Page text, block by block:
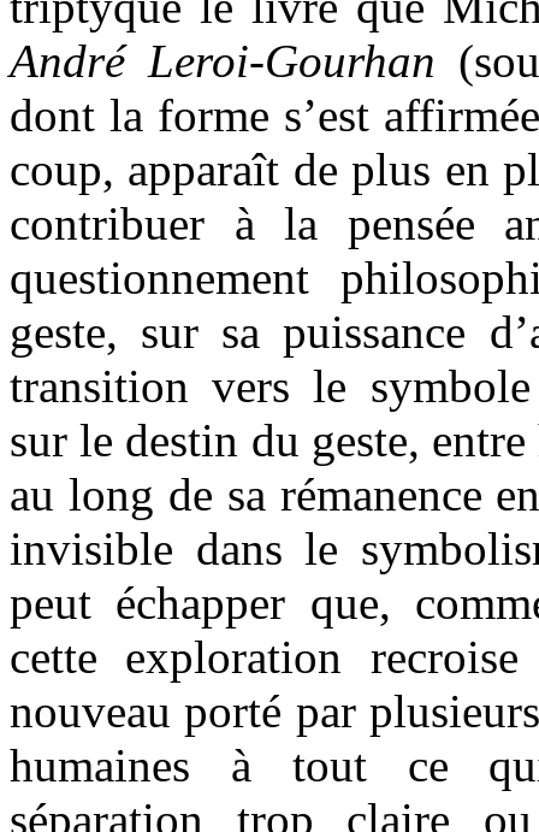
André Leroi-Gourhan
dont la forme s’est
coup, apparaît de plus en
contribuer à la pensée
questionnement
geste, sur sa puissance
transition vers le
sur le destin du geste,
au long de sa rémanence
invisible dans le
peut échapper que,
cette exploration recroise
nouveau porté par
humaines à tout ce
séparation trop claire